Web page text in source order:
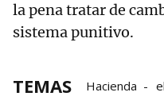
la pena tratar de
sistema punitivo.
TEMAS Hacienda